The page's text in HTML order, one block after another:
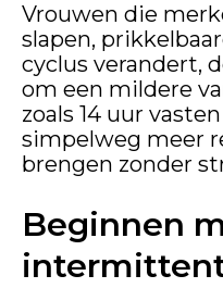
Vrouwen die
slapen,
cyclus verandert,
om een mildere
zoals 14 uur
simpelweg meer
brengen zonder
Beginnen